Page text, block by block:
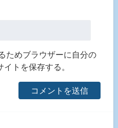
ためブラウザーに自分の
トを保存する。